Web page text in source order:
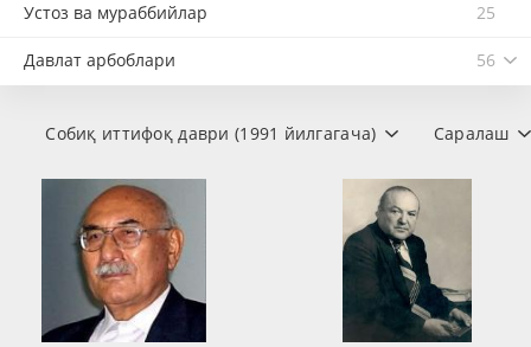
Устоз ва мураббийлар 25
Давлат арбоблари 56
Саралаш
Собиқ иттифоқ даври (1991 йилгагача)